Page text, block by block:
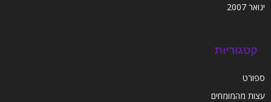
ינואר 2007
קטגוריות
ספורט
עצות מהמומחים